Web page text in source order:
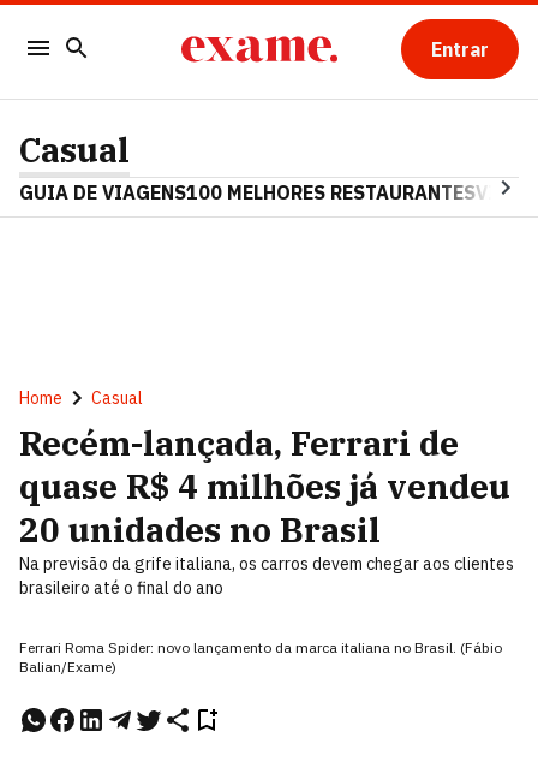
Entrar
Casual
GUIA DE VIAGENS100 MELHORES RESTAURANTES
Home Casual
Recém-lançada, Ferrari de
quase R$ 4 milhões já vendeu
20 unidades no Brasil
Na previsão da grife italiana, os carros devem chegar aos clientes
brasileiro até o final do ano
Ferrari Roma Spider: novo lançamento da marca italiana no Brasil. (Fábio
Balian/Exame)